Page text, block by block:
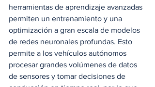
herramientas de aprendizaje avanzadas
permiten un entrenamiento y una
optimización a gran escala de modelos
de redes neuronales profundas. Esto
permite a los vehículos autónomos
procesar grandes volúmenes de datos
de sensores y tomar decisiones de